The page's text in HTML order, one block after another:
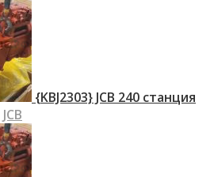
{KBJ2303} JCB 240 станция
JCB